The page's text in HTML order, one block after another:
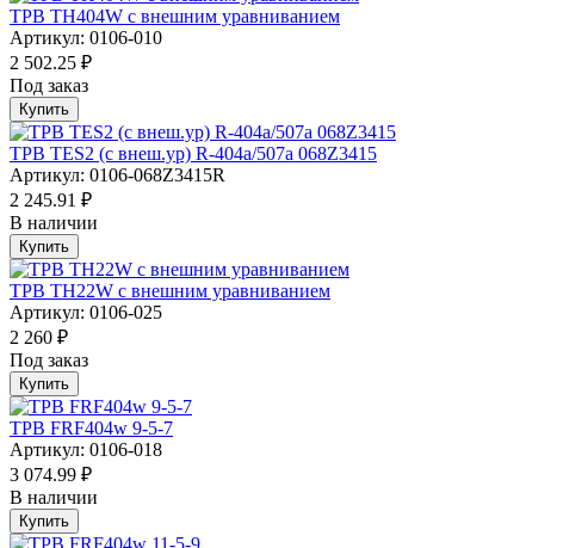
ТРВ TH404W с внешним уравниванием
Артикул: 0106-010
2 502.25 ₽
Под заказ
Купить
ТРВ TES2 (с внеш.ур) R-404a/507а 068Z3415
Артикул: 0106-068Z3415R
2 245.91 ₽
В наличии
Купить
ТРВ TH22W с внешним уравниванием
Артикул: 0106-025
2 260 ₽
Под заказ
Купить
ТРВ FRF404w 9-5-7
Артикул: 0106-018
3 074.99 ₽
В наличии
Купить